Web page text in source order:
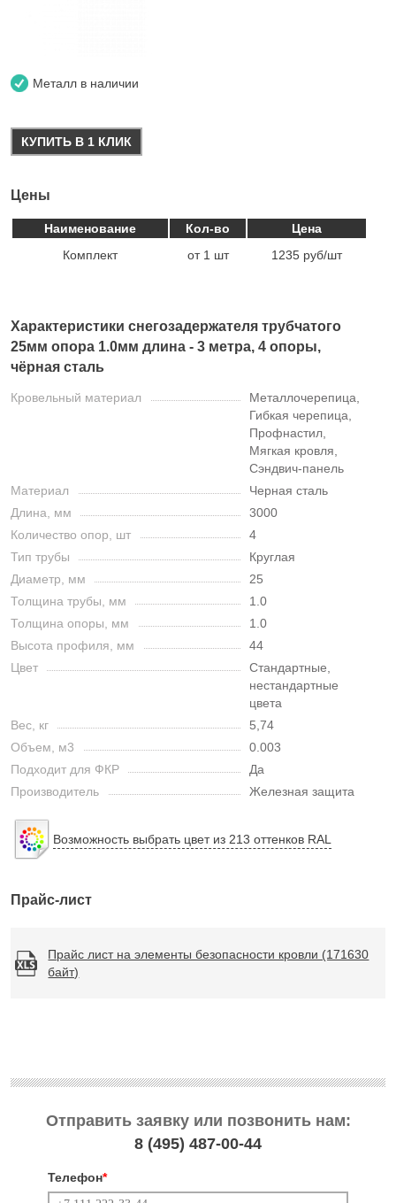
Металл в наличии
КУПИТЬ В 1 КЛИК
Цены
Наименование Кол-во
Цена
Комплект
от 1 шт 1235 руб/шт
Характеристики снегозадержателя трубчатого
25мм опора 1.0мм длина - 3 метра, 4 опоры,
чёрная сталь
Кровельный материал
Металлочерепица,
Гибкая черепица,
Профнастил,
Мягкая кровля,
Сэндвич-панель
Материал
Черная сталь
Длина, мм
3000
Количество опор, шт
4
Тип трубы
Круглая
Диаметр, мм
25
Толщина трубы, мм
1.0
Толщина опоры, мм
1.0
Высота профиля, мм
44
Цвет
Стандартные,
нестандартные
цвета
Вес, кг
5,74
Объем, м3
0.003
Подходит для ФКР
Да
Производитель
Железная защита
Возможность выбрать цвет из 213 оттенков RAL
Прайс-лист
Прайс лист на элементы безопасности кровли (171630
байт)
Отправить заявку или позвонить нам:
8 (495) 487-00-44
Телефон*